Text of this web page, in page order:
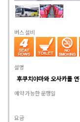
버스 설비
설명
후쿠치야마와 오사카를
예약 가능한 운행일
요금